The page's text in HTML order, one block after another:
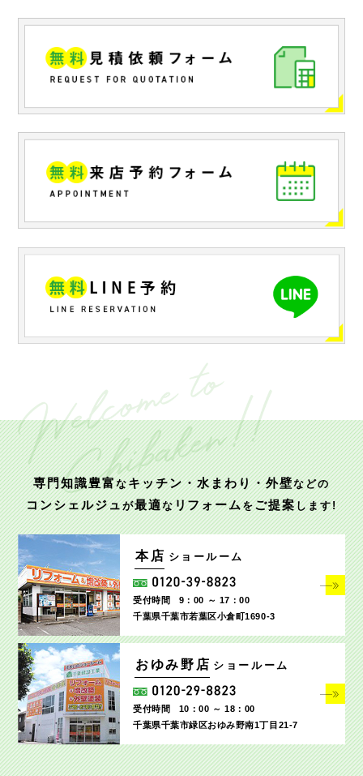
専門知識豊富なキッチン・水まわり・外壁などの
コンシェルジュが最適なリフォームをご提案します!
本店 ショールーム
受付時間
9：00 ～ 17：00
千葉県千葉市若葉区小倉町1690‐3
おゆみ野店 ショールーム
受付時間
10：00 ～ 18：00
千葉県千葉市緑区おゆみ野南1丁目21-7